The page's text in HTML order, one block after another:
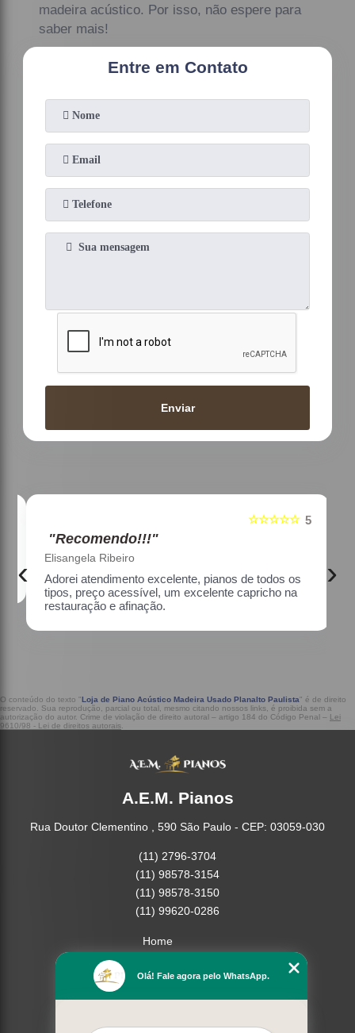
madeira acústico. Por isso, não espere para
saber mais!
Entre em Contato
Enviar
5
☆☆☆☆☆
"Recomendo!!!"
Elisangela Ribeiro
Adorei atendimento excelente, pianos de todos os
tipos, preço acessível, um excelente capricho na
restauração e afinação.
‹ ›
O conteúdo do texto "Loja de Piano Acústico Madeira Usado Planalto Paulista" é de direito
reservado. Sua reprodução, parcial ou total, mesmo citando nossos links, é proibida sem a
autorização do autor. Crime de violação de direito autoral – artigo 184 do Código Penal – Lei
9610/98 - Lei de direitos autorais
A.E.M. Pianos
Rua Doutor Clementino , 590 São Paulo - CEP: 03059-030
(11) 2796-3704
(11) 98578-3154
(11) 98578-3150
(11) 99620-0286
Home
Missão
Olá! Fale agora pelo WhatsApp.